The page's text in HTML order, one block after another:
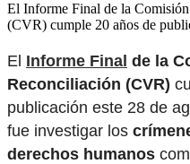
El Informe Final de la
(CVR) cumple 20 años de
El Informe Final de la
Reconciliación (CVR)
publicación este 28 de
fue investigar los
derechos humanos